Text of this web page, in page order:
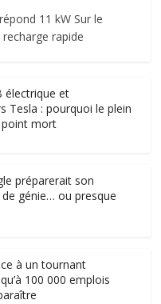
11 kW Sur le
rapide
électrique et
Tesla : pourquoi le plein
mort
préparerait son
génie… ou presque
à un tournant
100 000 emplois